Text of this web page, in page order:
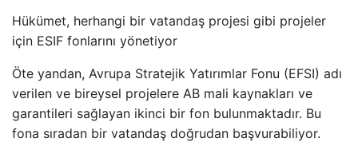
Hükümet, herhangi bir vatandaş projesi gibi projeler
için ESIF fonlarını yönetiyor
Öte yandan, Avrupa Stratejik Yatırımlar Fonu (EFSI) adı
verilen ve bireysel projelere AB mali kaynakları ve
garantileri sağlayan ikinci bir fon bulunmaktadır. Bu
fona sıradan bir vatandaş doğrudan başvurabiliyor.